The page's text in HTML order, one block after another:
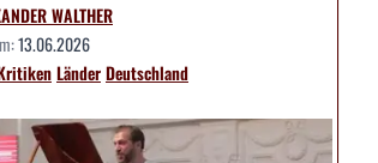
WALTHER
13.06.2026
LänderDeutschland